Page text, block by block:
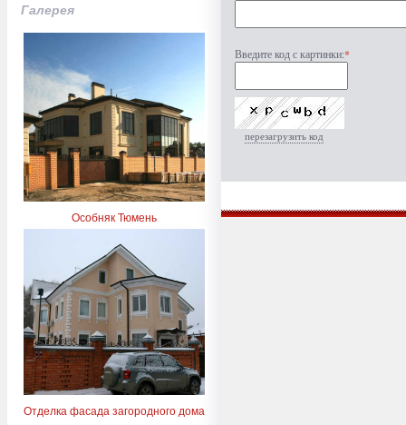
Галерея
Особняк Тюмень
Отделка фасада загородного дома
Введите код с картинки:*
перезагрузить код